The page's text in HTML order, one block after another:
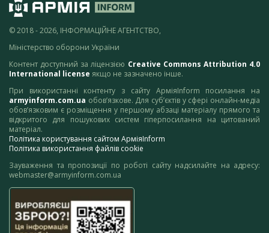
© 2018 - 2026, ІНФОРМАЦІЙНЕ АГЕНТСТВО,
Міністерство оборони України
Контент доступний за ліцензією Creative Commons Attribution 4.0
International license якщо не зазначено інше.
При використанні контенту з сайту АрміяInform посилання на
armyinform.com.ua обов’язкове. Для суб’єктів у сфері онлайн-медіа
обов’язковим є розміщення у першому абзаці матеріалу прямого та
відкритого для пошукових систем гіперпосилання на цитований
матеріал.
Політика користування сайтом АрміяInform
Політика використання файлів cookie
Зауваження та пропозиції по роботі сайту надсилайте на адресу:
webmaster@armyinform.com.ua